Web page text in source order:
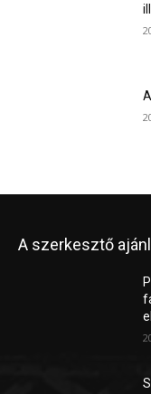
A szerkesztő